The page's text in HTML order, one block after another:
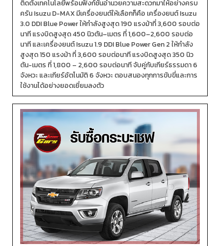
ติดตั้งเทคโนโลยีพร้อมฟังก์ชันอำนวยความสะดวกมาให้อย่างครบ
ครัน Isuzu D-MAX มีเครื่องยนต์ให้เลือกก็คือ เครื่องยนต์ Isuzu
3.0 DDI Blue Power ให้กำลังสูงสุด 190 แรงม้าที่ 3,600 รอบต่อ
นาที แรงบิดสูงสุด 450 นิวตัน–เมตร ที่ 1,600–2,600 รอบต่อ
นาที และเครื่องยนต์ Isuzu 1.9 DDI Blue Power Gen 2 ให้กำลัง
สูงสุด 150 แรงม้า ที่ 3,600 รอบต่อนาที แรงบิดสูงสุด 350 นิว
ตัน-เมตร ที่ 1,800 – 2,600 รอบต่อนาที จับคู่กับเกียร์ธรรมดา 6
จังหวะ และเกียร์อัตโนมัติ 6 จังหวะ ตอบสนองทุกการขับขี่และการ
ใช้งานได้อย่างยอดเยี่ยมลงตัว